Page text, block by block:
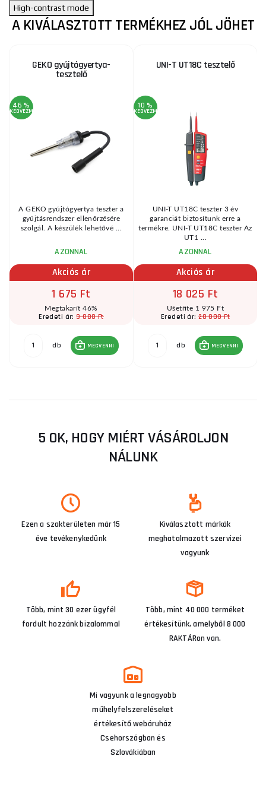
High-contrast mode
A KIVÁLASZTOTT TERMÉKHEZ JÓL JÖHET
GEKO gyújtógyertya-
tesztelő
46 %
KEDVEZMÉNY
A GEKO gyújtógyertya teszter a
gyújtásrendszer ellenőrzésére
szolgál. A készülék lehetővé ...
AZONNAL
Akciós ár
1 675 Ft
Megtakarít 46%
Eredeti ár:3 080 Ft
db MEGVENNI
UNI-T UT18C tesztelő
10 %
KEDVEZMÉNY
UNI-T UT18C teszter 3 év
garanciát biztosítunk erre a
termékre. UNI-T UT18C teszter Az
UT1 ...
AZONNAL
Akciós ár
18 025 Ft
Ušetříte 1 975 Ft
Eredeti ár:20 000 Ft
db MEGVENNI
5 OK, HOGY MIÉRT VÁSÁROLJON
NÁLUNK
Ezen a szakterületen már 15
éve tevékenykedünk
Kiválasztott márkák
meghatalmazott szervizei
vagyunk
Több, mint 30 ezer ügyfél
fordult hozzánk bizalommal
Több, mint 40 000 terméket
értékesítünk, amelyből 8 000
RAKTÁRon van.
Mi vagyunk a legnagyobb
műhelyfelszereléseket
értékesítő webáruház
Csehországban és
Szlovákiában